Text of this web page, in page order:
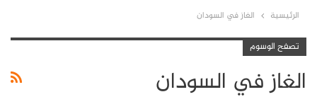
الرئيسية الغاز في السودان
تصفح الوسوم
الغاز في السودان